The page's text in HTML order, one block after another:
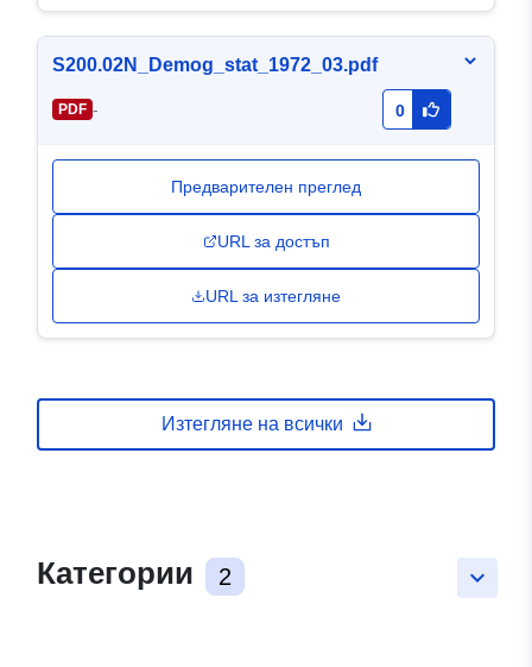
S200.02N_Demog_stat_1972_03.pdf
PDF - 0
Предварителен преглед
URL за достъп
URL за изтегляне
Изтегляне на всички
keyboard_arrow_down
Категории 2